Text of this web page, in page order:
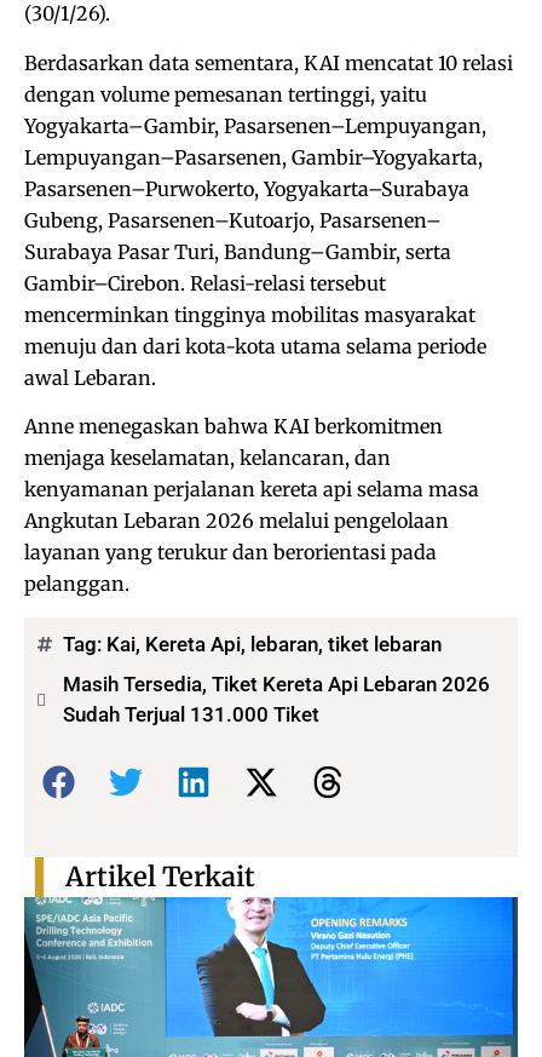
(30/1/26).
Berdasarkan data sementara, KAI mencatat 10 relasi
dengan volume pemesanan tertinggi, yaitu
Yogyakarta–Gambir, Pasarsenen–Lempuyangan,
Lempuyangan–Pasarsenen, Gambir–Yogyakarta,
Pasarsenen–Purwokerto, Yogyakarta–Surabaya
Gubeng, Pasarsenen–Kutoarjo, Pasarsenen–
Surabaya Pasar Turi, Bandung–Gambir, serta
Gambir–Cirebon. Relasi-relasi tersebut
mencerminkan tingginya mobilitas masyarakat
menuju dan dari kota-kota utama selama periode
awal Lebaran.
Anne menegaskan bahwa KAI berkomitmen
menjaga keselamatan, kelancaran, dan
kenyamanan perjalanan kereta api selama masa
Angkutan Lebaran 2026 melalui pengelolaan
layanan yang terukur dan berorientasi pada
pelanggan.
Tag: Kai, Kereta Api, lebaran, tiket lebaran
Masih Tersedia, Tiket Kereta Api Lebaran 2026
Sudah Terjual 131.000 Tiket
Bagikan:
Artikel Terkait